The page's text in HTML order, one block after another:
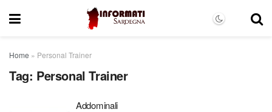
Home » Personal Trainer
Tag: Personal Trainer
Addominali